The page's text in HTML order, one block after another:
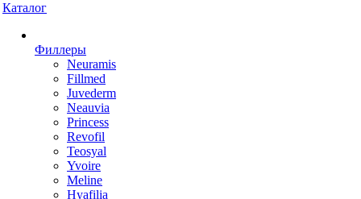
Каталог
Филлеры
Neuramis
Fillmed
Juvederm
Neauvia
Princess
Revofil
Teosyal
Yvoire
Meline
Hyafilia